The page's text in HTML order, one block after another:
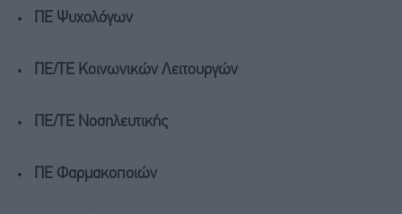
ΠΕ Ψυχολόγων
ΠΕ/ΤΕ Κοινωνικών Λειτουργών
ΠΕ/ΤΕ Νοσηλευτικής
ΠΕ Φαρμακοποιών